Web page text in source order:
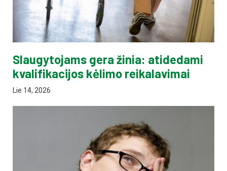
Slaugytojams gera žinia: atidedami
kvalifikacijos kėlimo reikalavimai
Lie 14, 2026